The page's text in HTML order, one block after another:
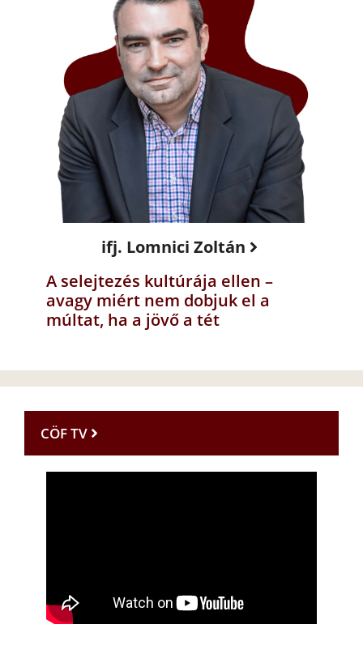
ifj. Lomnici Zoltán
A selejtezés kultúrája ellen –
avagy miért nem dobjuk el a
múltat, ha a jövő a tét
CÖF TV